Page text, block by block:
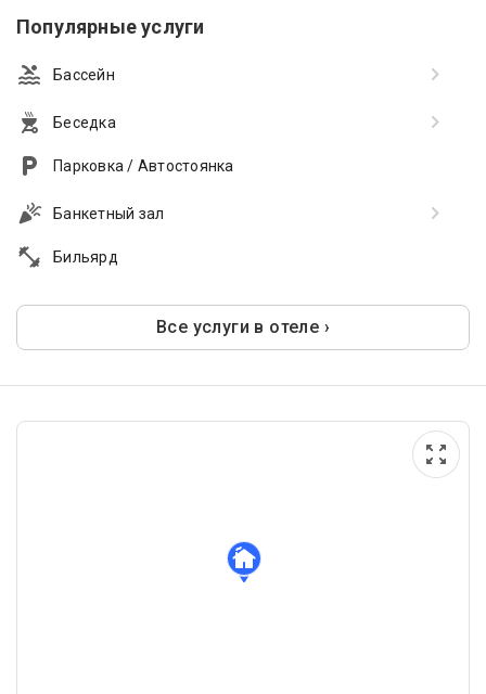
Популярные услуги
Бассейн
Беседка
Парковка / Автостоянка
Банкетный зал
Бильярд
Все услуги в отеле ›